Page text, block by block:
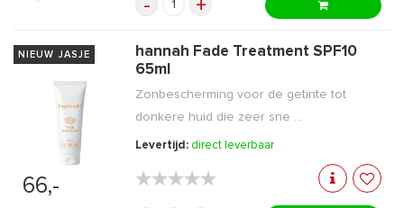
- +
NIEUW JASJE
66,-
hannah Fade Treatment SPF10
65ml
Zonbescherming voor de getinte tot
donkere huid die zeer sne ...
Levertijd: direct leverbaar
★★★★★
★★★★★